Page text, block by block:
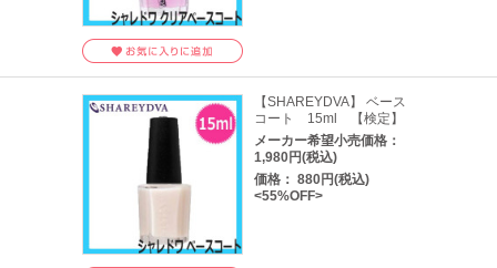
【SHAREYDVA】 ベース
コート 15ml 【検定】
メーカー希望小売価格：
1,980円(税込)
価格： 880円(税込)
<55%OFF>